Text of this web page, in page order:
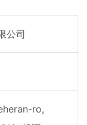
公司
ro,